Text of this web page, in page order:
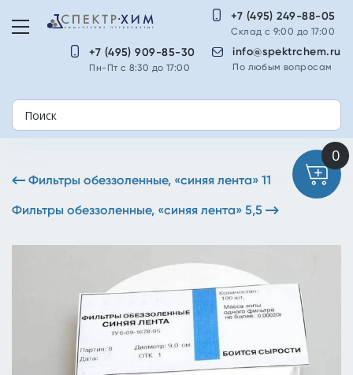
info@spektrchem.ru
По любым вопросам
+7 (495) 249-88-05
Склад с 9:00 до 17:00
+7 (495) 909-85-30
Пн-Пт с 8:30 до 17:00
Фильтры обеззоленные, «синяя лента» 11
Фильтры обеззоленные, «синяя лента» 5,5